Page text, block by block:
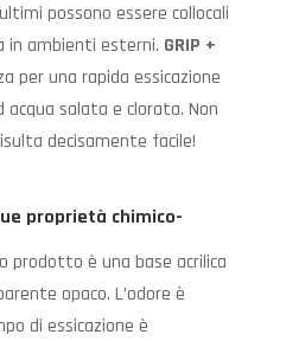
possono essere collocali
in ambienti esterni. GRIP +
per una rapida essicazione
salata e clorata. Non
decisamente facile!
proprietà chimico-
prodotto è una base acrilica
opaco. L’odore è
di essicazione è